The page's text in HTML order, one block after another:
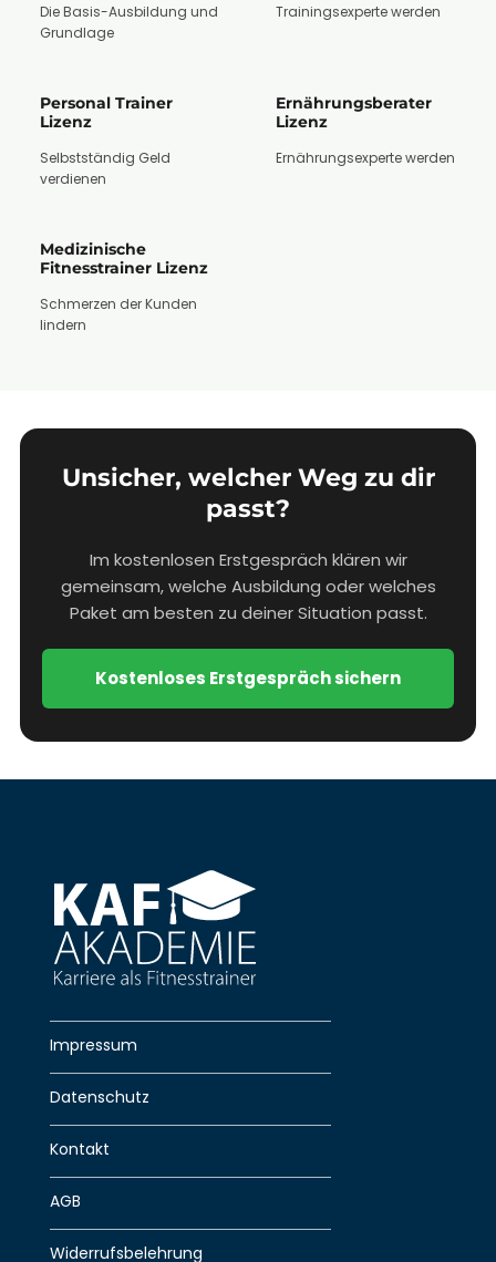
Die Basis-Ausbildung und
Grundlage
Trainingsexperte werden
Personal Trainer
Lizenz
Selbstständig Geld
verdienen
Ernährungsberater
Lizenz
Ernährungsexperte werden
Medizinische
Fitnesstrainer Lizenz
Schmerzen der Kunden
lindern
Unsicher, welcher Weg zu dir
passt?
Im kostenlosen Erstgespräch klären wir
gemeinsam, welche Ausbildung oder welches
Paket am besten zu deiner Situation passt.
Kostenloses Erstgespräch sichern
Impressum
Datenschutz
Kontakt
AGB
Widerrufsbelehrung